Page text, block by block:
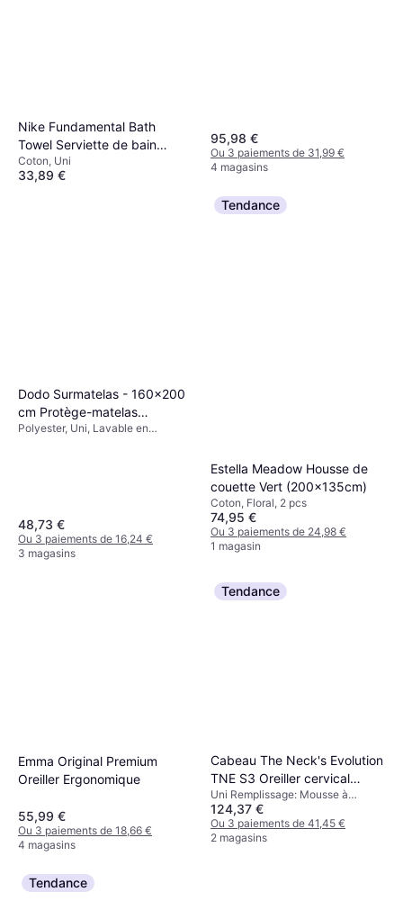
Nike Fundamental Bath
Towel Serviette de bain
Rouge, Noir, Blanc
(120x60cm)
Coton, Uni
33,89 €
95,98 €
Ou 3 paiements de 31,99 €
4 magasins
Dodo Surmatelas - 160x200
cm Protège-matelas
Multicolore, Blanc
Polyester, Uni, Lavable en
48,73 €
Ou 3 paiements de 16,24 €
3 magasins
Tendance
Estella Meadow Housse de
couette Vert (200x135cm)
Coton, Floral, 2 pcs
74,95 €
Ou 3 paiements de 24,98 €
1 magasin
Emma Original Premium
Oreiller Ergonomique
55,99 €
Ou 3 paiements de 18,66 €
4 magasins
Tendance
Cabeau The Neck's Evolution
TNE S3 Oreiller cervical
Rouge
Uni Remplissage: Mousse à
mémoire
124,37 €
Ou 3 paiements de 41,45 €
2 magasins
Tendance